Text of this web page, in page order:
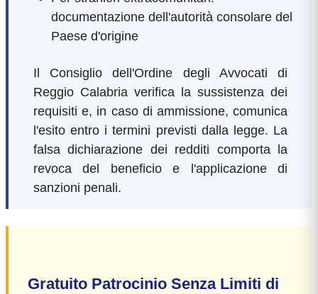
documentazione dell'autorità consolare del
Paese d'origine
Il Consiglio dell'Ordine degli Avvocati di
Reggio Calabria verifica la sussistenza dei
requisiti e, in caso di ammissione, comunica
l'esito entro i termini previsti dalla legge. La
falsa dichiarazione dei redditi comporta la
revoca del beneficio e l'applicazione di
sanzioni penali.
Gratuito Patrocinio Senza Limiti di